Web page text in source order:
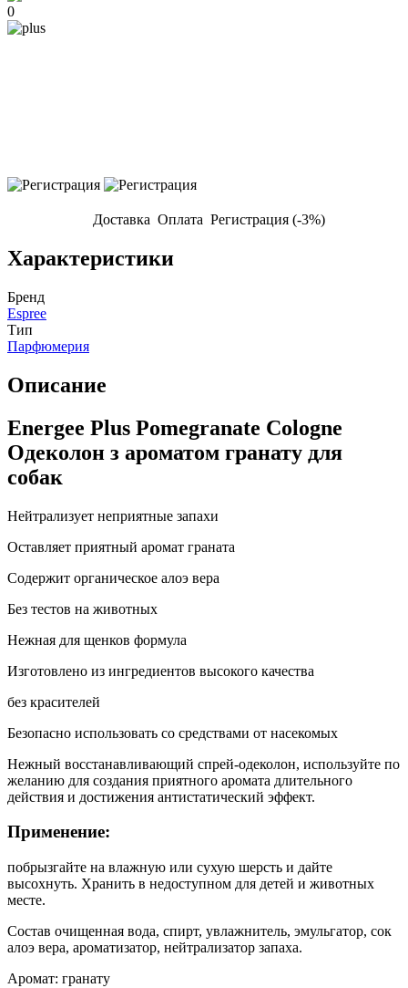
0
Доставка Оплата Регистрация (-3%)
Характеристики
Бренд
Espree
Тип
Парфюмерия
Описание
Energee Plus Pomegranate Cologne
Одеколон з ароматом гранату для
собак
Нейтрализует неприятные запахи
Оставляет приятный аромат граната
Содержит органическое алоэ вера
Без тестов на животных
Нежная для щенков формула
Изготовлено из ингредиентов высокого качества
без красителей
Безопасно использовать со средствами от насекомых
Нежный восстанавливающий спрей-одеколон, используйте по
желанию для создания приятного аромата длительного
действия и достижения антистатический эффект.
Применение:
побрызгайте на влажную или сухую шерсть и дайте
высохнуть. Хранить в недоступном для детей и животных
месте.
Состав очищенная вода, спирт, увлажнитель, эмульгатор, сок
алоэ вера, ароматизатор, нейтрализатор запаха.
Аромат: гранату